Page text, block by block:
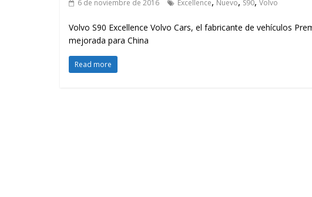
6 de noviembre de 2016 Excellence Nuevo S90 Volvo
Volvo S90 Excellence Volvo Cars, el fabricante de vehículos
mejorada para China
Read more